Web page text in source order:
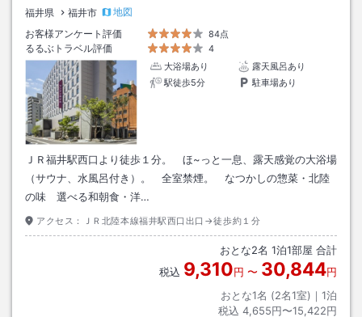
福井県 福井市
地図
お客様アンケート評価
84点
るるぶトラベル評価
4
大浴場あり
露天風呂あり
駅徒歩5分
駐車場あり
ＪＲ福井駅西口より徒歩１分。 ほ~っと一息、露天感覚の大浴場
（サウナ、水風呂付き）。 全室禁煙。 なつかしの惣菜・北陸
の味 選べる和朝食・洋…
アクセス： ＪＲ北陸本線福井駅西口出口→徒歩約１分
おとな2名 1泊1部屋 合計
税込 9,310円 〜 30,844円
おとな1名 (2名1室)｜ 1泊
税込 4,655円〜15,422円